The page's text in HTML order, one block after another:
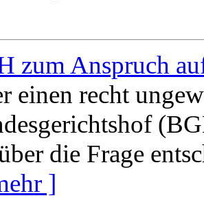
zum Anspruch
einen recht
die Frage
]